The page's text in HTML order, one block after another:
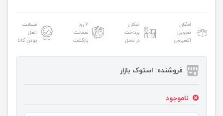
امکان
تحویل
اکسپرس
امکان
پرداخت
در محل
۷ روز
ضمانت
بازگشت
ضمانت
اصل
بودن کالا
فروشنده: استوک بازار
ناموجود